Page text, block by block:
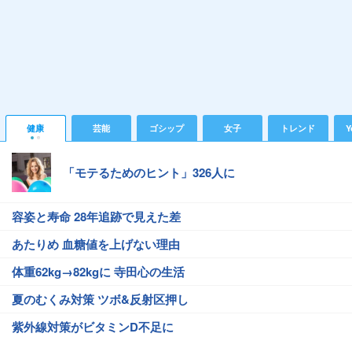
健康 芸能 ゴシップ 女子 トレンド
「モテるためのヒント」326人に
容姿と寿命 28年追跡で見えた差
あたりめ 血糖値を上げない理由
体重62kg→82kgに 寺田心の生活
夏のむくみ対策 ツボ&反射区押し
紫外線対策がビタミンD不足に